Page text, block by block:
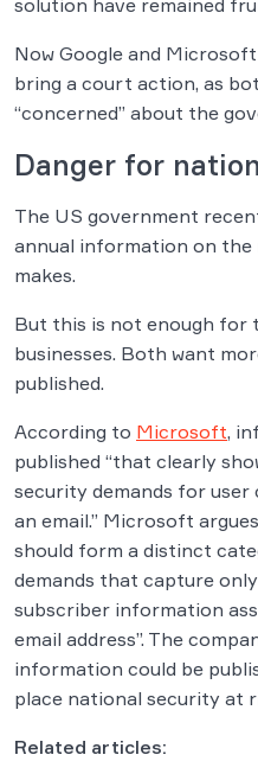
solution have remained
Now Google and
bring a court action, as
“concerned” about the
Danger for
The US government
annual information on
makes.
But this is not enough for
businesses. Both want
published.
According to Microsoft,
published “that clearly
security demands for
an email.” Microsoft
should form a distinct
demands that capture
subscriber information
email address”. The
information could be
place national security at
Related articles: